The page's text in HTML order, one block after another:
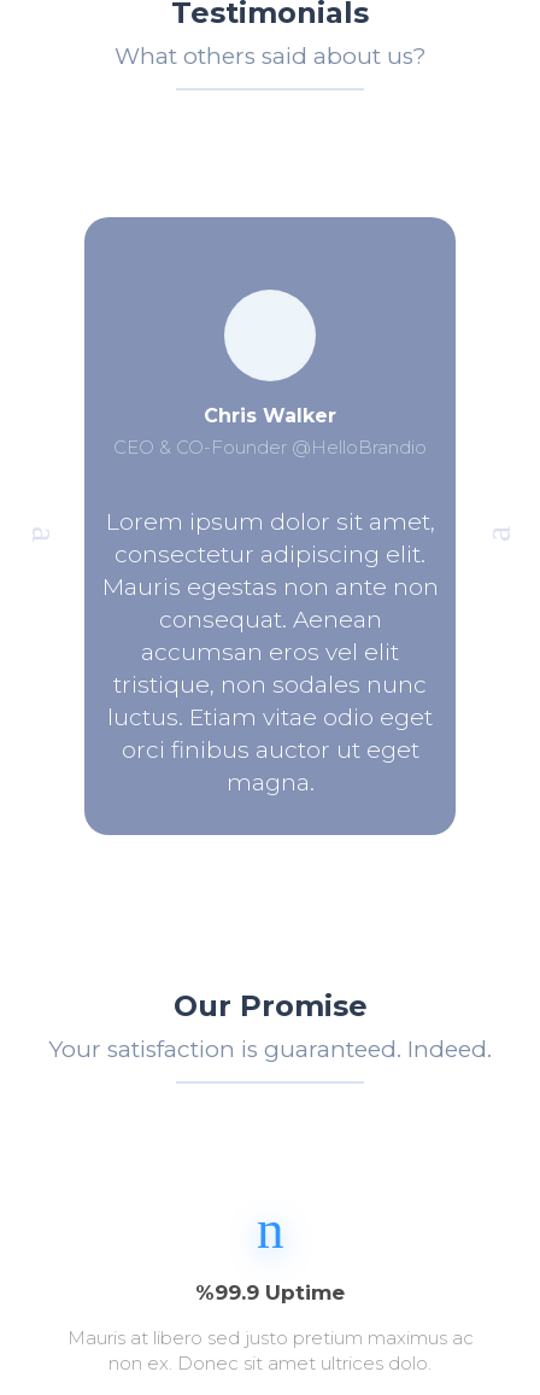
Testimonials
What others said about us?
Chris Walker
CEO & CO-Founder @HelloBrandio
Lorem ipsum dolor sit amet,
consectetur adipiscing elit.
Mauris egestas non ante non
consequat. Aenean
accumsan eros vel elit
tristique, non sodales nunc
luctus. Etiam vitae odio eget
orci finibus auctor ut eget
magna.
Our Promise
Your satisfaction is guaranteed. Indeed.
%99.9 Uptime
Mauris at libero sed justo pretium maximus ac
non ex. Donec sit amet ultrices dolo.